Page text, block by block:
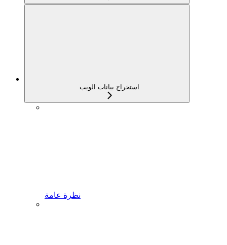
استخراج بيانات الويب
نظرة عامة